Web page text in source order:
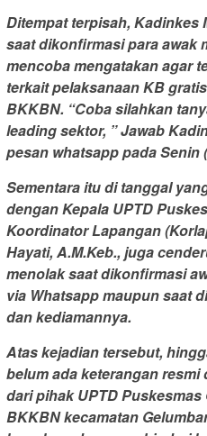
Ditempat terpisah, Kadinkes
saat dikonfirmasi para awak
mencoba mengatakan agar
terkait pelaksanaan KB
BKKBN. “Coba silahkan
leading sektor, ” Jawab
pesan whatsapp pada Senin
Sementara itu di tanggal
dengan Kepala UPTD
Koordinator Lapangan
Hayati, A.M.Keb., juga
menolak saat dikonfirmasi
via Whatsapp maupun saat
dan kediamannya.
Atas kejadian tersebut,
belum ada keterangan
dari pihak UPTD
BKKBN kecamatan